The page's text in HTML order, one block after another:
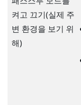
켜고 끄기(실제 주
변 환경을 보기 위
해)